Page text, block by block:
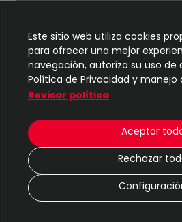
Km 5 ½ vía Durán
© 2024TIC - UBE| Todos los
2 M
Protección de datos
Política de cookies
Este sitio web utiliza cookies
para ofrecer una mejor
navegación, autoriza su uso de
Política de Privacidad y manejo
Revisar política
Aceptar
Rechazar